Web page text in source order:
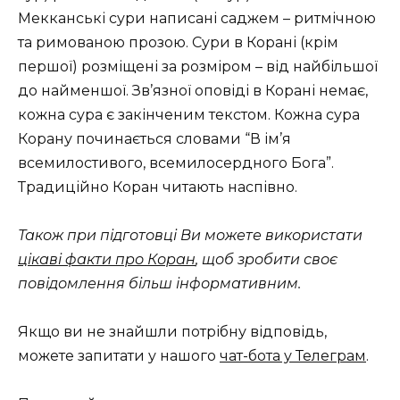
Мекканські сури написані саджем – ритмічною
та римованою прозою. Сури в Корані (крім
першої) розміщені за розміром – від найбільшої
до найменшої. Зв’язної оповіді в Корані немає,
кожна сура є закінченим текстом. Кожна сура
Корану починається словами “В ім’я
всемилостивого, всемилосердного Бога”.
Традиційно Коран читають наспівно.
Також при підготовці Ви можете використати
цікаві факти про Коран, щоб зробити своє
повідомлення більш інформативним.
Якщо ви не знайшли потрібну відповідь,
можете запитати у нашого чат-бота у Телеграм.